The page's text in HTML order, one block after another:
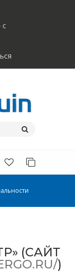
с
(САЙТ
)